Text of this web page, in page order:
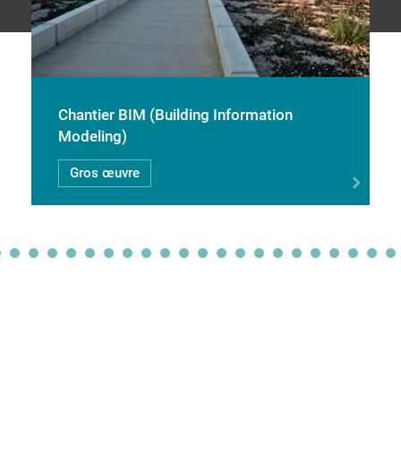
Chantier BIM (Building Information
Modeling)
Gros œuvre